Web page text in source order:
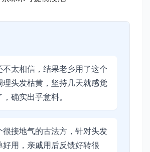
不太相信，结果老乡用了这个
理头发枯黄，坚持几天就感觉
确实出乎意料。
很接地气的古法方，针对头发
好用，亲戚用后反馈好转很